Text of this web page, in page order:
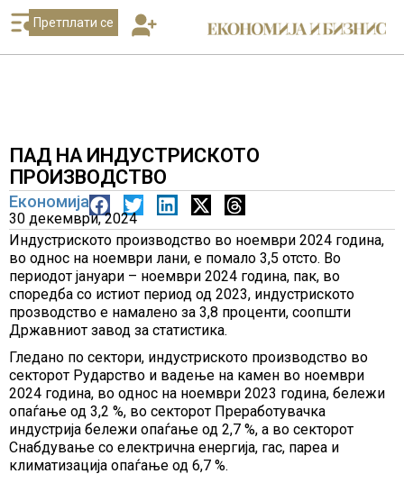
Претплати се
ПАД НА ИНДУСТРИСКОТО
ПРОИЗВОДСТВО
Економија
30 декември, 2024
Индустриското производство во ноември 2024 година,
во однос на ноември лани, е помало 3,5 отсто. Во
периодот јануари – ноември 2024 година, пак, во
споредба со истиот период од 2023, индустриското
прозводство е намалено за 3,8 проценти, соопшти
Државниот завод за статистика.
Гледано по сектори, индустриското производство во
секторот Рударство и вадење на камен во ноември
2024 година, во однос на ноември 2023 година, бележи
опаѓање од 3,2 %, во секторот Преработувачка
индустрија бележи опаѓање од 2,7 %, а во секторот
Снабдување со електрична енергија, гас, пареа и
климатизација опаѓање од 6,7 %.